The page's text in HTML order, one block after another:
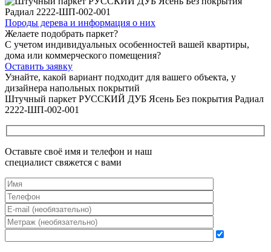
Породы дерева и информация о них
Желаете подобрать паркет?
С учетом индивидуальных особенностей вашей квартиры,
дома или коммерческого помещения?
Оставить заявку
Узнайте, какой вариант подходит для вашего объекта, у
дизайнера напольных покрытий
Штучный паркет РУССКИЙ ДУБ Ясень Без покрытия Радиал
2222-ШП-002-001
Оставьте своё имя и телефон и наш
специалист свяжется с вами